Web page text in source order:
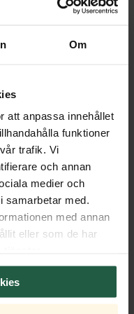
Om
att anpassa innehållet
funktioner
trafik. Vi
och annan
medier och
samarbetar med.
med annan
eller som de har